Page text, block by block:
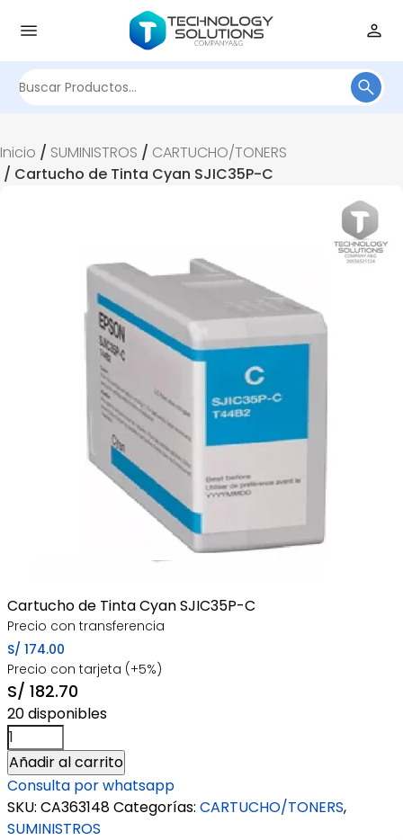
Inicio / SUMINISTROS / CARTUCHO/TONERS
/ Cartucho de Tinta Cyan SJIC35P-C
Cartucho de Tinta Cyan SJIC35P-C
Precio con transferencia
S/ 174.00
Precio con tarjeta (+5%)
S/ 182.70
20 disponibles
Cartucho
de
Tinta
Cyan
SJIC35P-
Añadir al carrito
Consulta por whatsapp
SKU: CA363148Categorías: CARTUCHO/TONERS,
SUMINISTROS